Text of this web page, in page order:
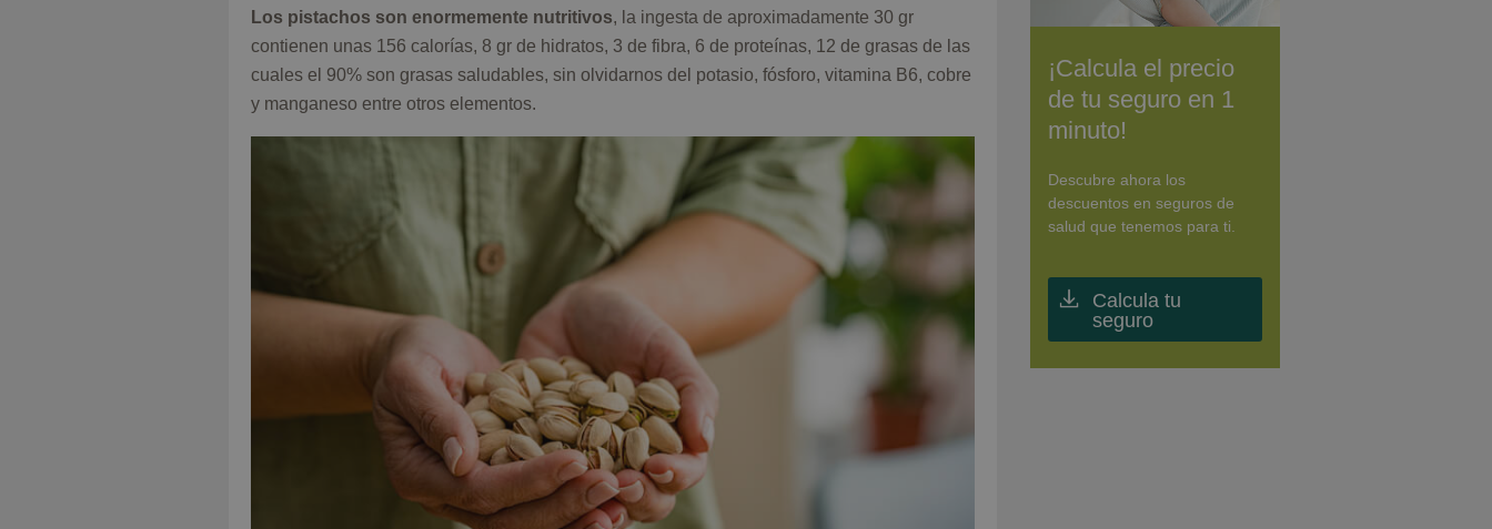
Los pistachos son enormemente nutritivos, la ingesta de aproximadamente 30 gr
contienen unas 156 calorías, 8 gr de hidratos, 3 de fibra, 6 de proteínas, 12 de grasas de las
cuales el 90% son grasas saludables, sin olvidarnos del potasio, fósforo, vitamina B6, cobre
y manganeso entre otros elementos.
¡Calcula el precio
de tu seguro en 1
minuto!
Descubre ahora los
descuentos en seguros de
salud que tenemos para ti.
Calcula tu
seguro